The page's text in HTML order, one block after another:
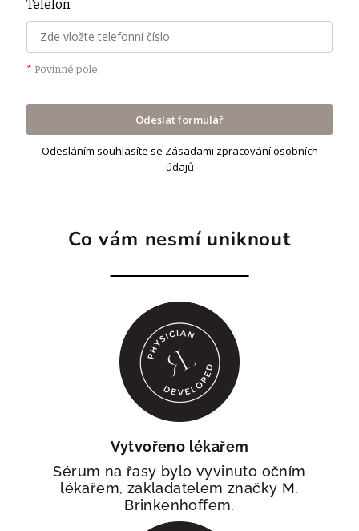
Telefon
* Povinné pole
Odeslat formulář
Odesláním souhlasíte se Zásadami zpracování osobních
údajů
Co vám nesmí uniknout
Vytvořeno lékařem
Sérum na řasy bylo vyvinuto očním
lékařem, zakladatelem značky M.
Brinkenhoffem.